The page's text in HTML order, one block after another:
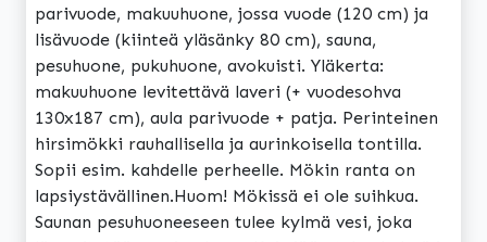
parivuode, makuuhuone, jossa vuode (120 cm) ja
lisävuode (kiinteä yläsänky 80 cm), sauna,
pesuhuone, pukuhuone, avokuisti. Yläkerta:
makuuhuone levitettävä laveri (+ vuodesohva
130x187 cm), aula parivuode + patja. Perinteinen
hirsimökki rauhallisella ja aurinkoisella tontilla.
Sopii esim. kahdelle perheelle. Mökin ranta on
lapsiystävällinen.Huom! Mökissä ei ole suihkua.
Saunan pesuhuoneeseen tulee kylmä vesi, joka